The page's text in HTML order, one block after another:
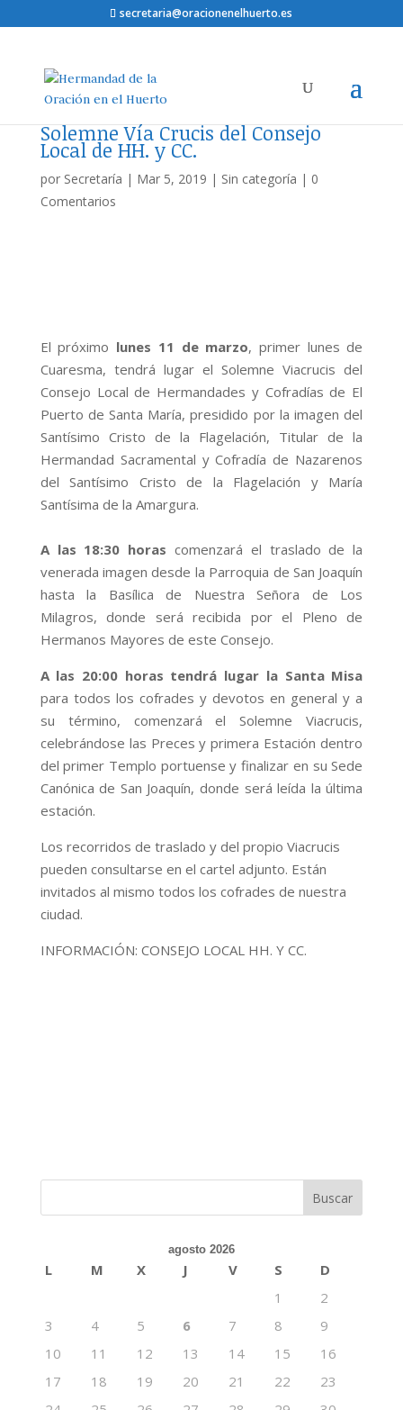
secretaria@oracionenelhuerto.es
Solemne Vía Crucis del Consejo
Local de HH. y CC.
por Secretaría | Mar 5, 2019 | Sin categoría | 0
Comentarios
El próximo lunes 11 de marzo, primer lunes de
Cuaresma, tendrá lugar el Solemne Viacrucis del
Consejo Local de Hermandades y Cofradías de El
Puerto de Santa María, presidido por la imagen del
Santísimo Cristo de la Flagelación, Titular de la
Hermandad Sacramental y Cofradía de Nazarenos
del Santísimo Cristo de la Flagelación y María
Santísima de la Amargura.
A las 18:30 horas comenzará el traslado de la
venerada imagen desde la Parroquia de San Joaquín
hasta la Basílica de Nuestra Señora de Los
Milagros, donde será recibida por el Pleno de
Hermanos Mayores de este Consejo.
A las 20:00 horas tendrá lugar la Santa Misa
para todos los cofrades y devotos en general y a
su término, comenzará el Solemne Viacrucis,
celebrándose las Preces y primera Estación dentro
del primer Templo portuense y finalizar en su Sede
Canónica de San Joaquín, donde será leída la última
estación.
Los recorridos de traslado y del propio Viacrucis
pueden consultarse en el cartel adjunto. Están
invitados al mismo todos los cofrades de nuestra
ciudad.
INFORMACIÓN: CONSEJO LOCAL HH. Y CC.
agosto 2026
L M X J V S
D
1
2
3
4 5 6 7 8
9
10
11 12 13 14 15
16
17
18 19 20 21 22
23